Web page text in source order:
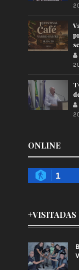
ONLINE
1
+VISITADAS